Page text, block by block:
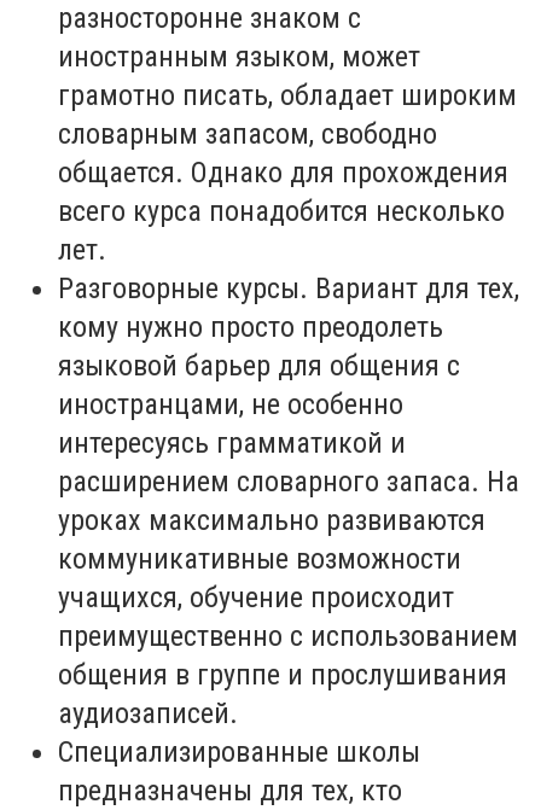
разносторонне знаком с
иностранным языком, может
грамотно писать, обладает широким
словарным запасом, свободно
общается. Однако для прохождения
всего курса понадобится несколько
лет.
Разговорные курсы. Вариант для тех,
кому нужно просто преодолеть
языковой барьер для общения с
иностранцами, не особенно
интересуясь грамматикой и
расширением словарного запаса. На
уроках максимально развиваются
коммуникативные возможности
учащихся, обучение происходит
преимущественно с использованием
общения в группе и прослушивания
аудиозаписей.
Специализированные школы
предназначены для тех, кто